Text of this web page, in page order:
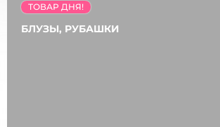
БЛУЗЫ, РУБАШКИ
ТОВАР ДНЯ!